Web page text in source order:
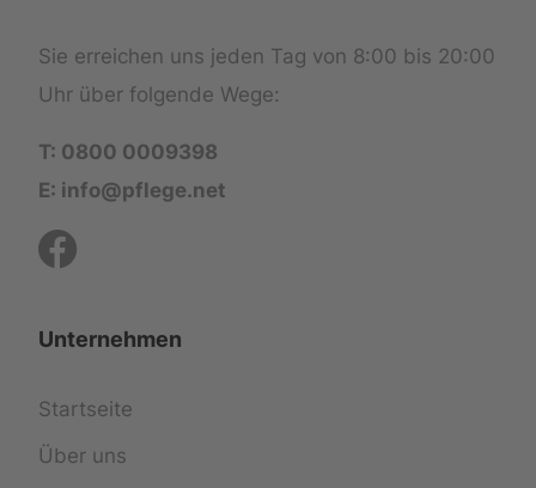
Sie erreichen uns jeden Tag von 8:00 bis 20:00
Uhr über folgende Wege:
T: 0800 0009398
E: info@pflege.net
Unternehmen
Startseite
Über uns